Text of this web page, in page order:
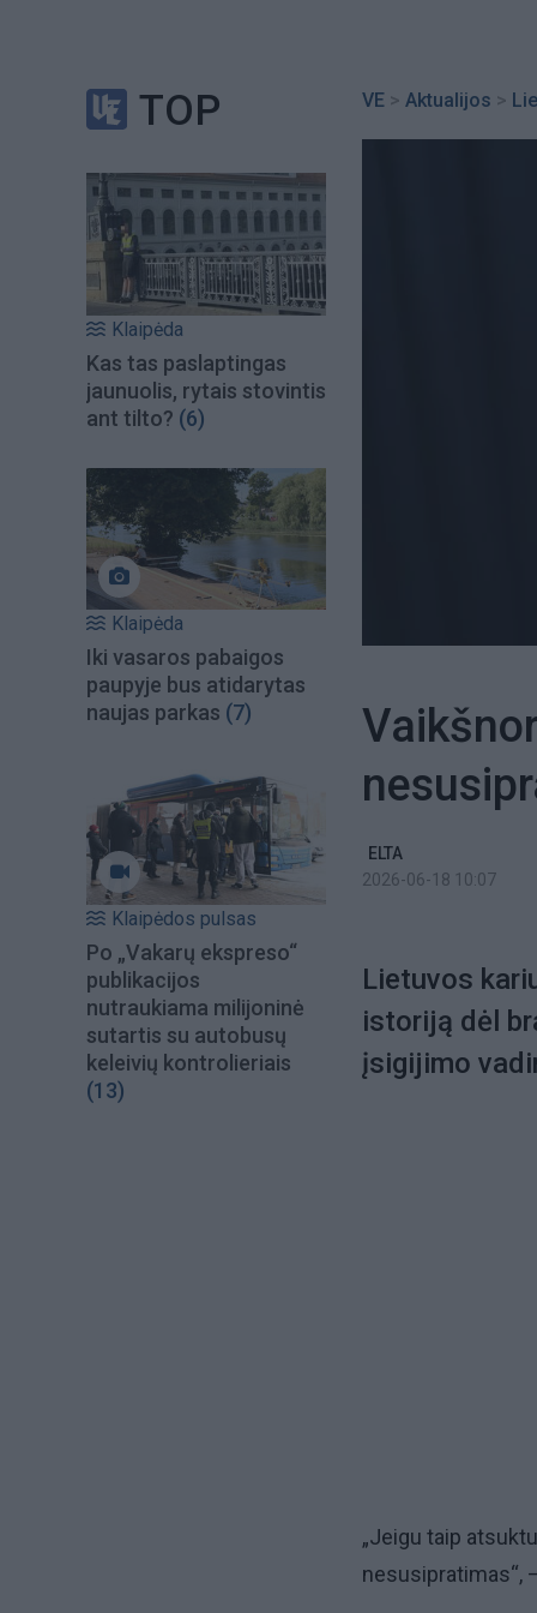
TOP
Klaipėda
Kas tas paslaptingas
jaunuolis, rytais stovintis
ant tilto? (6)
Klaipėda
Iki vasaros pabaigos
paupyje bus atidarytas
naujas parkas (7)
Klaipėdos pulsas
Po „Vakarų ekspreso“
publikacijos
nutraukiama milijoninė
sutartis su autobusų
keleivių kontrolieriais
(13)
VE > Aktualijos >
ELTA
2026-06-18 10:07
Lietuvos
istoriją dėl
įsigijimo
„Jeigu taip
nesusipratimas“,